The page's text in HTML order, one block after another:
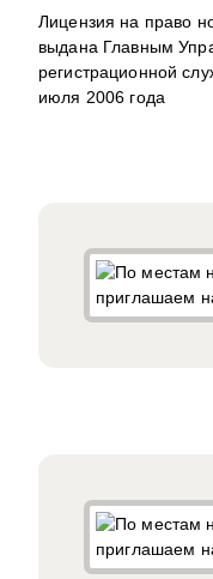
Лицензия на право
выдана Главным
регистрационной
июля 2006 года